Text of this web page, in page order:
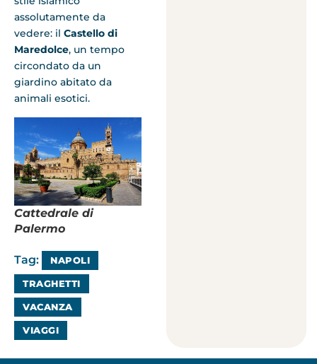
assolutamente da
vedere: il Castello di
Maredolce, un tempo
circondato da un
giardino abitato da
animali esotici.
Cattedrale di
Palermo
Tag: NAPOLI
TRAGHETTI
VACANZA
VIAGGI